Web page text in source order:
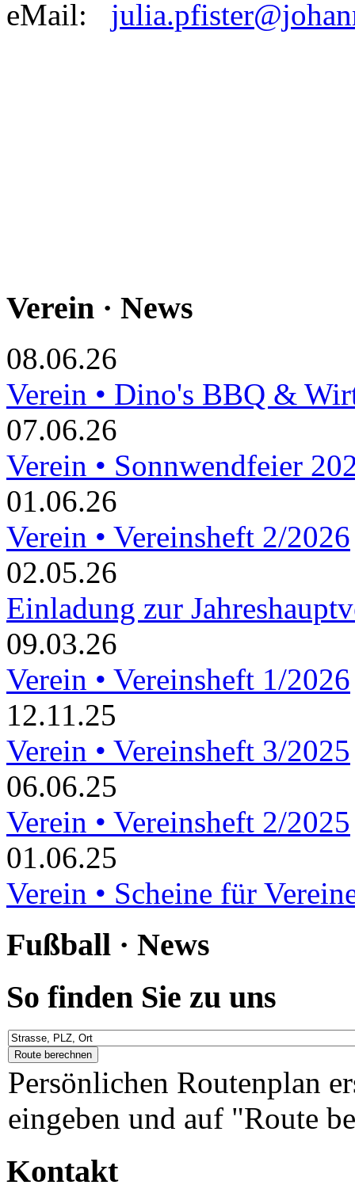
eMail:
Verein · News
08.06.26
Verein • Dino's BBQ &
07.06.26
Verein • Sonnwendfeier
01.06.26
Verein • Vereinsheft 2/2026
02.05.26
Einladung zur
09.03.26
Verein • Vereinsheft 1/2026
12.11.25
Verein • Vereinsheft 3/2025
06.06.25
Verein • Vereinsheft 2/2025
01.06.25
Verein • Scheine für
Fußball · News
So finden Sie zu uns
Persönlichen Routenplan
eingeben und auf "Route
Kontakt